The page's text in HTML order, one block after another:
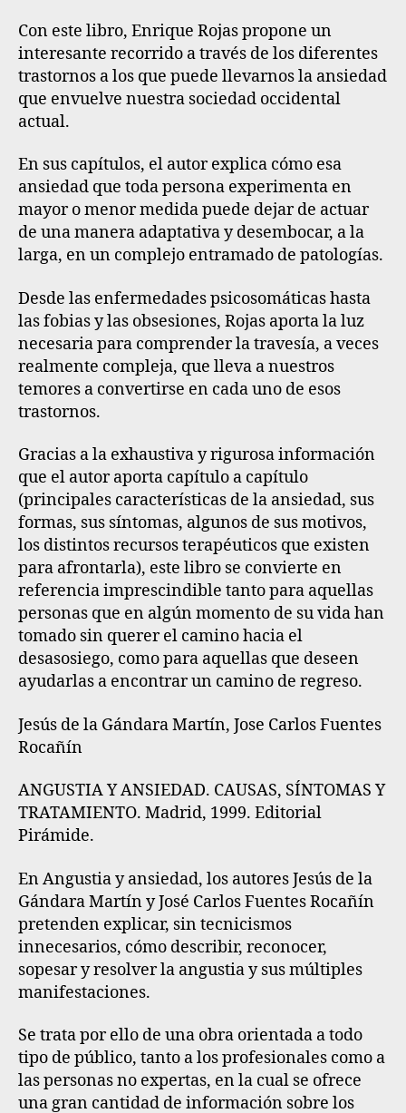
Con este libro, Enrique Rojas propone un
interesante recorrido a través de los diferentes
trastornos a los que puede llevarnos la ansiedad
que envuelve nuestra sociedad occidental
actual.
En sus capítulos, el autor explica cómo esa
ansiedad que toda persona experimenta en
mayor o menor medida puede dejar de actuar
de una manera adaptativa y desembocar, a la
larga, en un complejo entramado de patologías.
Desde las enfermedades psicosomáticas hasta
las fobias y las obsesiones, Rojas aporta la luz
necesaria para comprender la travesía, a veces
realmente compleja, que lleva a nuestros
temores a convertirse en cada uno de esos
trastornos.
Gracias a la exhaustiva y rigurosa información
que el autor aporta capítulo a capítulo
(principales características de la ansiedad, sus
formas, sus síntomas, algunos de sus motivos,
los distintos recursos terapéuticos que existen
para afrontarla), este libro se convierte en
referencia imprescindible tanto para aquellas
personas que en algún momento de su vida han
tomado sin querer el camino hacia el
desasosiego, como para aquellas que deseen
ayudarlas a encontrar un camino de regreso.
Jesús de la Gándara Martín, Jose Carlos Fuentes
Rocañín
ANGUSTIA Y ANSIEDAD. CAUSAS, SÍNTOMAS Y
TRATAMIENTO. Madrid, 1999. Editorial
Pirámide.
En Angustia y ansiedad, los autores Jesús de la
Gándara Martín y José Carlos Fuentes Rocañín
pretenden explicar, sin tecnicismos
innecesarios, cómo describir, reconocer,
sopesar y resolver la angustia y sus múltiples
manifestaciones.
Se trata por ello de una obra orientada a todo
tipo de público, tanto a los profesionales como a
las personas no expertas, en la cual se ofrece
una gran cantidad de información sobre los